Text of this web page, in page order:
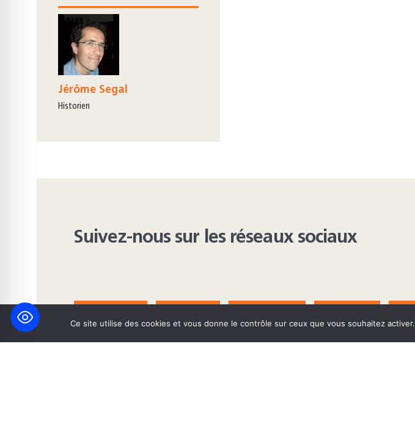
Jérôme Segal
Historien
Suivez-nous sur les réseaux sociaux
Ce site utilise des cookies et vous donne le contrôle sur ceux que vous souhaitez activer.